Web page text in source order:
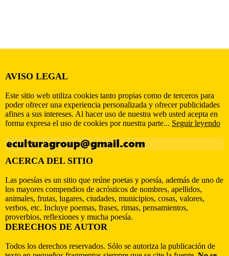
AVISO LEGAL
Este sitio web utiliza cookies tanto propias como de terceros para
poder ofrecer una experiencia personalizada y ofrecer publicidades
afines a sus intereses. Al hacer uso de nuestra web usted acepta en
forma expresa el uso de cookies por nuestra parte... Seguir leyendo
ACERCA DEL SITIO
Las poesías es un sitio que reúne poetas y poesía, además de uno de
los mayores compendios de acrósticos de nombres, apellidos,
animales, frutas, lugares, ciudades, municipios, cosas, valores,
verbos, etc. Incluye poemas, frases, rimas, pensamientos,
proverbios, reflexiones y mucha poesía.
DERECHOS DE AUTOR
Todos los derechos reservados. Sólo se autoriza la publicación de